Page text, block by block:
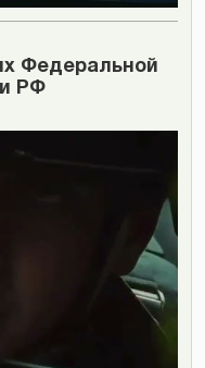
Федеральной
РФ